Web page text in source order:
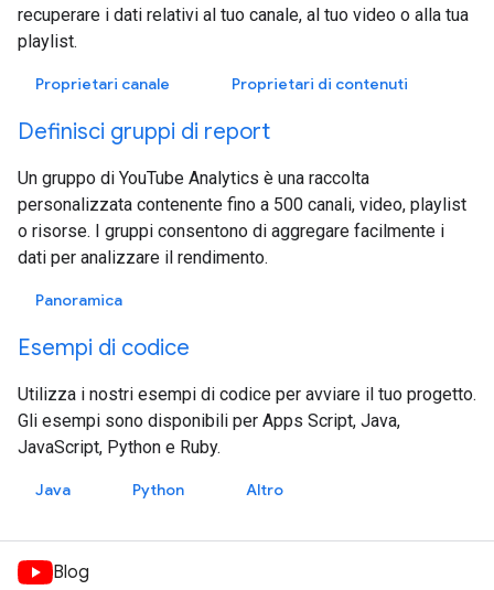
recuperare i dati relativi al tuo canale, al tuo video o alla tua
playlist.
Proprietari canale Proprietari di contenuti
Definisci gruppi di report
Un gruppo di YouTube Analytics è una raccolta
personalizzata contenente fino a 500 canali, video, playlist
o risorse. I gruppi consentono di aggregare facilmente i
dati per analizzare il rendimento.
Panoramica
Esempi di codice
Utilizza i nostri esempi di codice per avviare il tuo progetto.
Gli esempi sono disponibili per Apps Script, Java,
JavaScript, Python e Ruby.
Java Python Altro
Blog